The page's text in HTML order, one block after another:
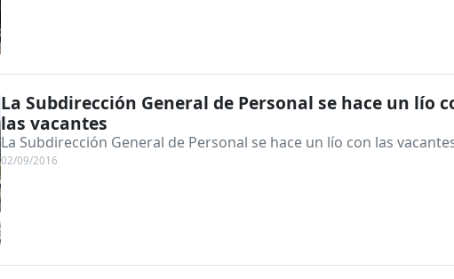
La Subdirección General de Personal se hace un lío
las vacantes
La Subdirección General de Personal se hace un lío con las
02/09/2016